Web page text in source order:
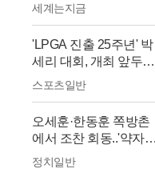
세계는지금
'LPGA 진출 25주년' 박
세리 대회, 개최 앞두고
'암초'
스포츠일반
오세훈·한동훈 쪽방촌
에서 조찬 회동..'약자와
의 동행'으로 의기투합?
정치일반